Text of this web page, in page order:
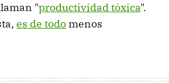
"productividad tóxica".
es de todo menos